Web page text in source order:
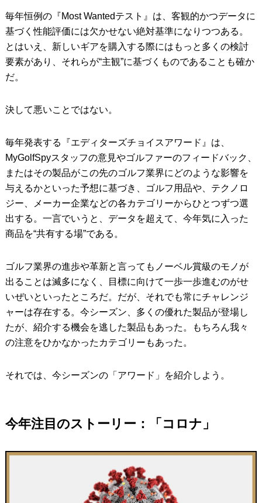
毎年恒例の『Most Wantedテスト』は、客観的かつデータに
基づく性能評価には欠かせない絶対基準になりつつある。
とはいえ、新しいギアを購入する際にはもっと多くの検討
要素があり、それらが“主観”に基づくものであることも確か
だ。
決して悪いことではない。
毎年発表する『エディターズチョイスアワード』は、
MyGolfSpyスタッフの意見やゴルファーのフィードバック、
またはその製品がこの先のゴルフ業界にどのような影響を
与えるかといった予想に基づき、ゴルフ用品や、テクノロ
ジー、メーカー企業などの各カテゴリーからひとつずつ選
出する。一言でいうと、データを超えて、今年気に入った
商品を“共有する場”である。
ゴルフ業界の進歩や革新と言ってもノーベル賞級のモノが
出ることは滅多になく、目標に向けて一歩一歩進むのがせ
いぜいといったところだ。だが、それでも常にチャレンジ
ャーは存在する。今シーズン、多くの優れた製品が登場し
たが、紹介する機会を逃した製品もあった。もちろん我々
の注意をひかなかったカテゴリーもあった。
それでは、今シーズンの「アワード」を紹介しよう。
今年注目のストーリー：「コロナ」
IRONS アイアン
WEDGES ウェッジ
PUTTERS パター
Editor’s Picks 編集部のおすすめ
Our Team 私たちのチーム
Our Mission 私たちの使命
ABOUT US MyGolfSpyJapanとは？